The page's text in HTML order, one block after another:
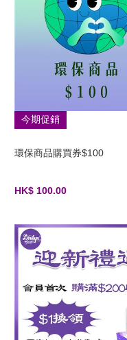
今期促銷
環保商品購買券$100
HK$ 100.00